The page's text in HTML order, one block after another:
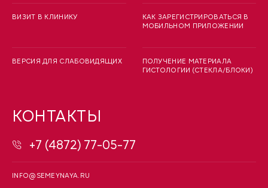
ВИЗИТ В КЛИНИКУ
ВЕРСИЯ ДЛЯ СЛАБОВИДЯЩИХ
КАК ЗАРЕГИСТРИРОВАТЬСЯ В
МОБИЛЬНОМ ПРИЛОЖЕНИИ
ПОЛУЧЕНИЕ МАТЕРИАЛА
ГИСТОЛОГИИ (СТЕКЛА/БЛОКИ)
КОНТАКТЫ
+7 (4872) 77-05-77
INFO@SEMEYNAYA.RU